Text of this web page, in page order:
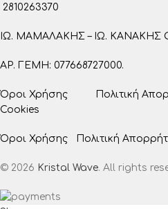
2810263370
ΙΩ. ΜΑΜΑΛΑΚΗΣ – ΙΩ. ΚΑΝΑΚΗΣ
ΑΡ. ΓΕΜΗ: 077668727000.
Όροι Χρήσης Πολιτική
Cookies
Όροι Χρήσης Πολιτική
© 2026 Kristal Wave. All rights